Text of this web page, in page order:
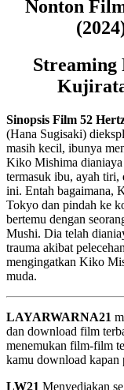
Nonton
Streaming
Sinopsis Film 52
(Hana Sugisaki)
masih kecil, ibunya
Kiko Mishima dianiaya
termasuk ibu, ayah tiri,
ini. Entah bagaimana,
Tokyo dan pindah ke
bertemu dengan
Mushi. Dia telah
trauma akibat
mengingatkan Kiko
muda.
LAYARWARNA21
dan download film
menemukan film-film
kamu download kapan
LW21 Menyediakan